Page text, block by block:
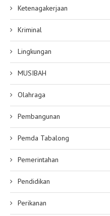
Ketenagakerjaan
Kriminal
Lingkungan
MUSIBAH
Olahraga
Pembangunan
Pemda Tabalong
Pemerintahan
Pendidikan
Perikanan